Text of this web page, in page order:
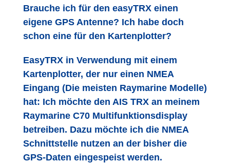
Brauche ich für den easyTRX einen
eigene GPS Antenne? Ich habe doch
schon eine für den Kartenplotter?
EasyTRX in Verwendung mit einem
Kartenplotter, der nur einen NMEA
Eingang (Die meisten Raymarine Modelle)
hat: Ich möchte den AIS TRX an meinem
Raymarine C70 Multifunktionsdisplay
betreiben. Dazu möchte ich die NMEA
Schnittstelle nutzen an der bisher die
GPS-Daten eingespeist werden.